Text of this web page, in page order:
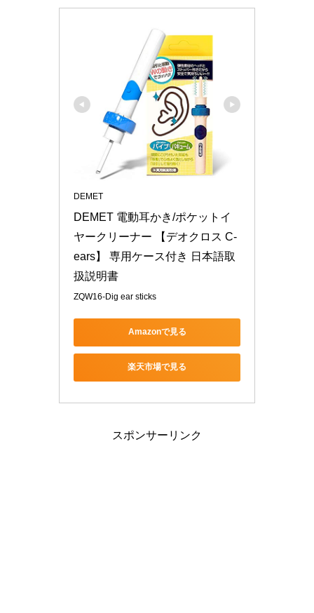
DEMET
DEMET 電動耳かき/ポケットイ
ヤークリーナー 【デオクロス C-
ears】 専用ケース付き 日本語取
扱説明書
ZQW16-Dig ear sticks
Amazonで見る
楽天市場で見る
スポンサーリンク